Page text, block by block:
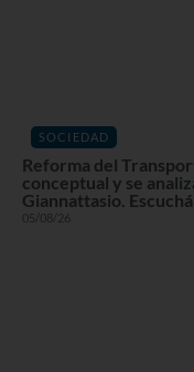
SOCIEDAD
Reforma del
conceptual y se
Giannattasio.
05/08/26